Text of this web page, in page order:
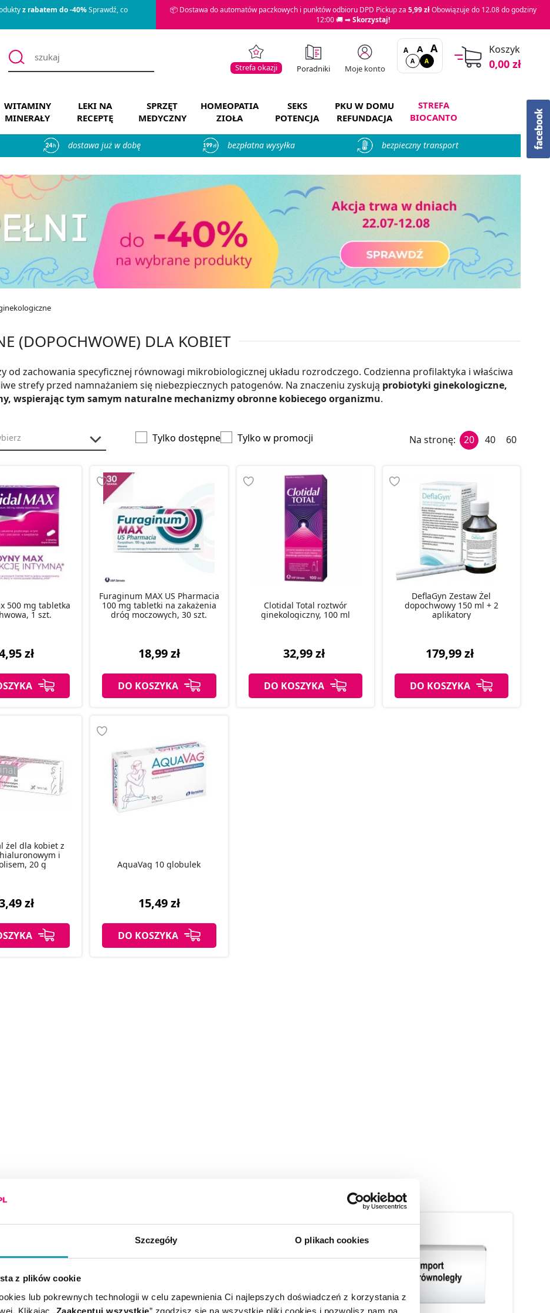
Szczegóły O plikach cookies
z plików cookie
lub pokrewnych technologii w celu zapewnienia Ci najlepszych doświadczeń z korzystania z
Klikając „Zaakceptuj wszystkie” zgodzisz się na wszystkie pliki cookies i pozwolisz nam na
z rabatem do -40%Sprawdź, co
📦 Dostawa do automatów paczkowych i punktów odbioru DPD Pickup za 5,99 złObowiązuje do 12.08 do godziny
12:00 🚚 ➡Skorzystaj!
Strefa okazji Poradniki Moje konto
A A A
A A
Koszyk
0,00 zł
WITAMINY
MINERAŁY
LEKI NA
RECEPTĘ
SPRZĘT
MEDYCZNY
HOMEOPATIA
ZIOŁA
SEKS
POTENCJA
PKU W DOMU
REFUNDACJA
STREFA
BIOCANTO
dostawa już w dobę bezpłatna wysyłka bezpieczny transport
(DOPOCHWOWE) DLA KOBIET
od zachowania specyficznej równowagi mikrobiologicznej układu rozrodczego. Codzienna profilaktyka i właściwa
strefy przed namnażaniem się niebezpiecznych patogenów. Na znaczeniu zyskują probiotyki ginekologiczne,
wspierając tym samym naturalne mechanizmy obronne kobiecego organizmu.
Tylko dostępne Tylko w promocji Na stronę: 20 40 60
500 mg tabletka
1 szt.
zł
Furaginum MAX US Pharmacia
100 mg tabletki na zakażenia
dróg moczowych, 30 szt.
18,99 zł
DO KOSZYKA
Clotidal Total roztwór
ginekologiczny, 100 ml
32,99 zł
DO KOSZYKA
DeflaGyn Zestaw Żel
dopochwowy 150 ml + 2
aplikatory
179,99 zł
DO KOSZYKA
żel dla kobiet z
i
20 g
zł
AquaVag 10 globulek
15,49 zł
DO KOSZYKA